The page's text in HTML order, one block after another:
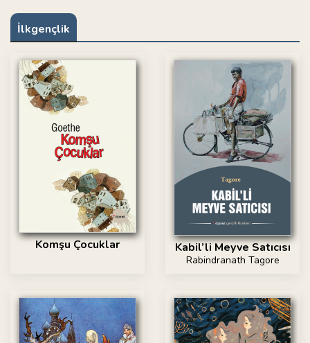
İlkgençlik
Komşu Çocuklar Kabil’li Meyve Satıcısı
Rabindranath Tagore